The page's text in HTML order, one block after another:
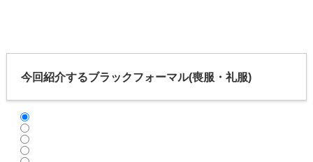
今回紹介するブラックフォーマル(喪服・礼服)